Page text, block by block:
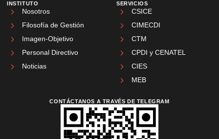
INSTITUTO
Nosotros
Filosofía de Gestión
Imagen-Objetivo
Personal Directivo
Noticias
SERVICIOS
CSICE
CIMECDI
CTM
CPDI y CENATEL
CIES
MEB
CONTÁCTANOS A TRAVÉS DE TELEGRAM